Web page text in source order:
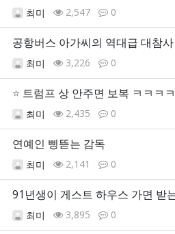
최미 2,547 0
공항버스 아가씨의 역대급 대참사
최미 3,226 0
⭐ 트럼프 상 안주면 보복 ㅋㅋㅋ
최미 2,435 0
연예인 삥뜯는 감독
최미 2,141 0
91년생이 게스트 하우스 가면 받
최미 3,895 0